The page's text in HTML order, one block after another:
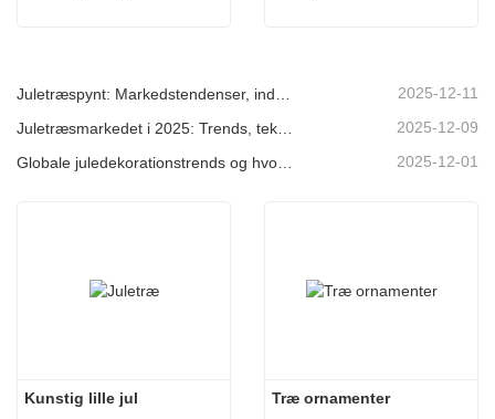
2025-12-11
2025-12-09
Globale juledekorationstrends og hvorfor Christmas Queen fortsat fører an på markedet 2025-12-01
Kunstig lille jul Træ ornamenter